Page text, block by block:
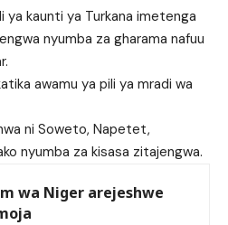
ya kaunti ya Turkana imetenga
nyumba za gharama nafuu
awamu ya pili ya mradi wa
ni Soweto, Napetet,
nyumba za kisasa zitajengwa.
wa Niger arejeshwe